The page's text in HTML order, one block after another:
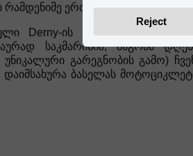
რამდენიმე ერთეულით.
Derny-ის ოდნავ შეცვლილი
საკმარისია, მაგრამ
გარეგნობის გამო)
ბასელას
Reject